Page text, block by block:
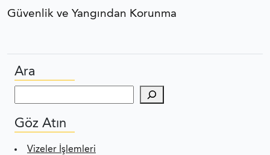
Güvenlik ve Yangından Korunma
Ara
Göz Atın
Vizeler İşlemleri